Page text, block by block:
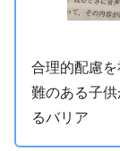
合理的配慮
難のある子
るバリア